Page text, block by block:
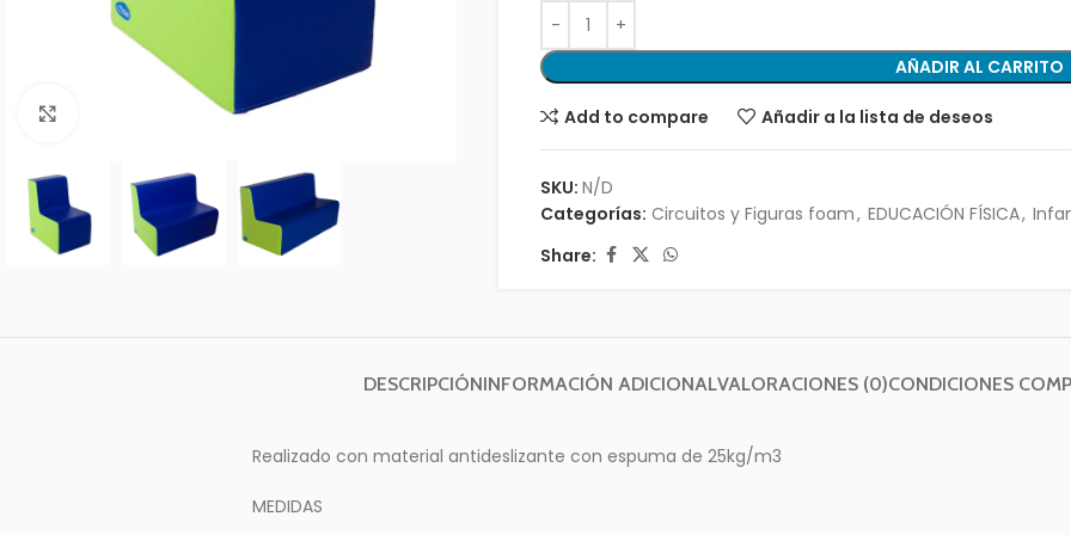
Clic para ampliar
AÑADIR AL CARRITO
Add to compare Añadir a la lista de deseos
SKU:N/D
Categorías: Circuitos y Figuras foam, EDUCACIÓN FÍSICA,
Share:
DESCRIPCIÓNINFORMACIÓN ADICIONALVALORACIONES (0)CONDICIONES
Realizado con material antideslizante con espuma de 25kg/m3
MEDIDAS